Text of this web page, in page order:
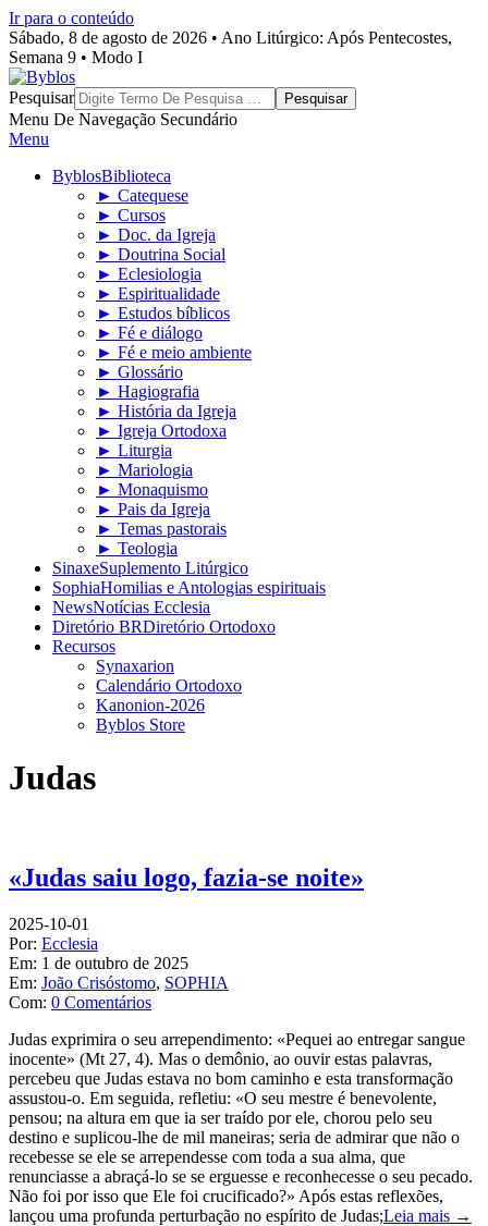
Ir para o conteúdo
Sábado, 8 de agosto de 2026 • Ano Litúrgico: Após Pentecostes,
Semana 9 • Modo I
Byblos
Pesquisar
Menu De Navegação Secundário
Menu
ByblosBiblioteca
► Catequese
► Cursos
► Doc. da Igreja
► Doutrina Social
► Eclesiologia
► Espiritualidade
► Estudos bíblicos
► Fé e diálogo
► Fé e meio ambiente
► Glossário
► Hagiografia
► História da Igreja
► Igreja Ortodoxa
► Liturgia
► Mariologia
► Monaquismo
► Pais da Igreja
► Temas pastorais
► Teologia
SinaxeSuplemento Litúrgico
SophiaHomilias e Antologias espirituais
NewsNotícias Ecclesia
Diretório BRDiretório Ortodoxo
Recursos
Synaxarion
Calendário Ortodoxo
Kanonion-2026
Byblos Store
Judas
«Judas saiu logo, fazia-se noite»
2025-10-01
Por: Ecclesia
Em: 1 de outubro de 2025
Em: João Crisóstomo, SOPHIA
Com: 0 Comentários
Judas exprimira o seu arrependimento: «Pequei ao entregar sangue
inocente» (Mt 27, 4). Mas o demônio, ao ouvir estas palavras,
percebeu que Judas estava no bom caminho e esta transformação
assustou-o. Em seguida, refletiu: «O seu mestre é benevolente,
pensou; na altura em que ia ser traído por ele, chorou pelo seu
destino e suplicou-lhe de mil maneiras; seria de admirar que não o
recebesse se ele se arrependesse com toda a sua alma, que
renunciasse a abraçá-lo se se erguesse e reconhecesse o seu pecado.
Não foi por isso que Ele foi crucificado?» Após estas reflexões,
lançou uma profunda perturbação no espírito de Judas;Leia mais →